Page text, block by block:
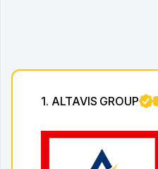
1. ALTAVIS GROUP